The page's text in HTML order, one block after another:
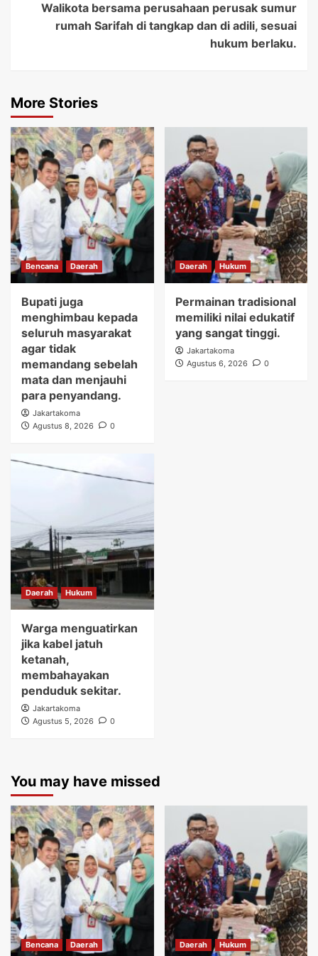
Walikota bersama perusahaan perusak sumur
rumah Sarifah di tangkap dan di adili, sesuai
hukum berlaku.
More Stories
Bencana Daerah
Bupati juga
menghimbau kepada
seluruh masyarakat
agar tidak
memandang sebelah
mata dan menjauhi
para penyandang.
Jakartakoma
Agustus 8, 2026
0
Daerah Hukum
Permainan tradisional
memiliki nilai edukatif
yang sangat tinggi.
Jakartakoma
Agustus 6, 2026
0
Daerah Hukum
Warga menguatirkan
jika kabel jatuh
ketanah,
membahayakan
penduduk sekitar.
Jakartakoma
Agustus 5, 2026
0
You may have missed
Bencana Daerah Daerah Hukum